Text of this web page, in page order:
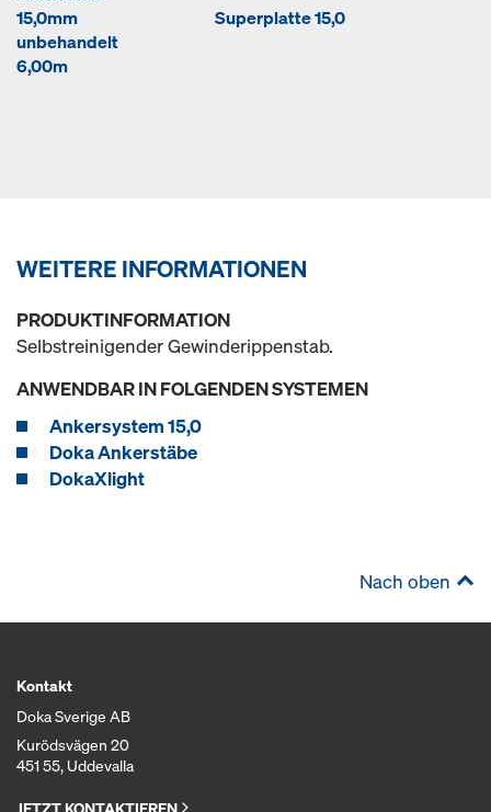
15,0mm
unbehandelt
6,00m
Superplatte 15,0
WEITERE INFORMATIONEN
PRODUKTINFORMATION
Selbstreinigender Gewinderippenstab.
ANWENDBAR IN FOLGENDEN SYSTEMEN
Ankersystem 15,0
Doka Ankerstäbe
DokaXlight
Nach oben
Kontakt
Doka Sverige AB
Kurödsvägen 20
451 55, Uddevalla